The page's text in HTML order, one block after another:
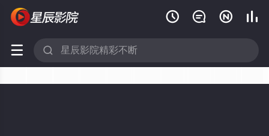
   
 